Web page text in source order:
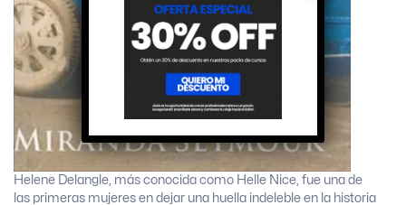
Helene Delangle, más conocida como Helle Nice, fue una de
las primeras mujeres en dejar una huella indeleble en la historia